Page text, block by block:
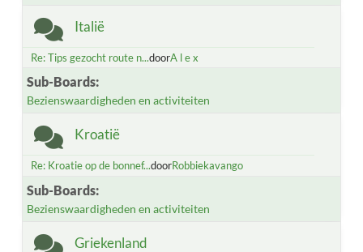
Italië
Re: Tips gezocht route n...doorA l e x
Sub-Boards
Bezienswaardigheden en activiteiten
Kroatië
Re: Kroatie op de bonnef...doorRobbiekavango
Sub-Boards
Bezienswaardigheden en activiteiten
Griekenland